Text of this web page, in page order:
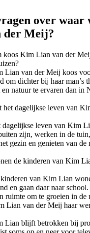
over waar
der Meij?
koos Kim Lian van der
Lian van der Meij koos
om dichter bij haar man’s
natuur te ervaren dan in
het dagelijkse leven van
dagelijkse leven van Kim
zijn, werken in de
gezin en genieten van de
de kinderen van Kim
van Kim Lian
en gaan daar naar
ruimte om te groeien in de
Lian van der Meij haar
Lian blijft betrokken bij